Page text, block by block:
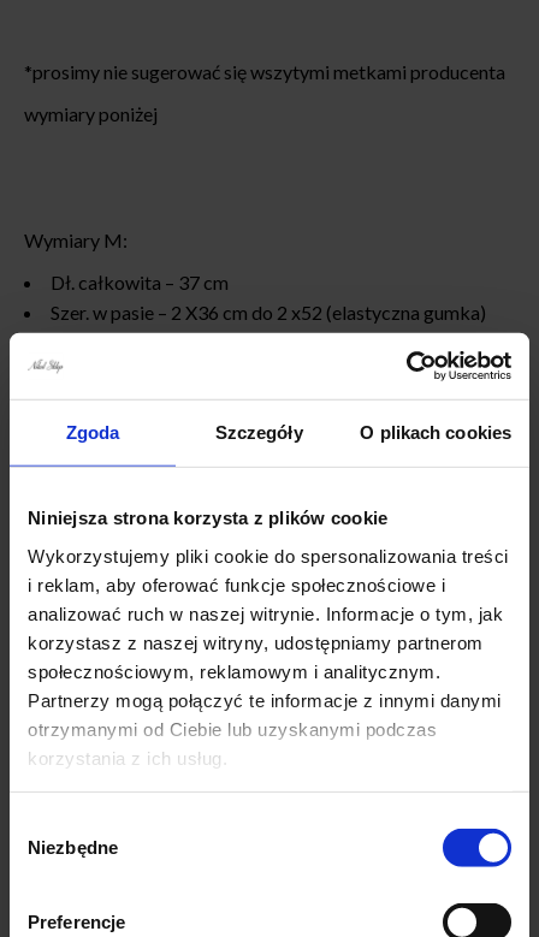
Zgoda Szczegóły O plikach cookies
Niniejsza strona korzysta z plików cookie
Wykorzystujemy pliki cookie do spersonalizowania treści
i reklam, aby oferować funkcje społecznościowe i
analizować ruch w naszej witrynie. Informacje o tym, jak
korzystasz z naszej witryny, udostępniamy partnerom
społecznościowym, reklamowym i analitycznym.
Partnerzy mogą połączyć te informacje z innymi danymi
otrzymanymi od Ciebie lub uzyskanymi podczas
korzystania z ich usług.
zgody
Niezbędne
Preferencje
*prosimy nie sugerować się wszytymi metkami producenta
wymiary poniżej
Wymiary M:
Dł. całkowita – 37 cm
Szer. w pasie – 2 X36 cm do 2 x52 (elastyczna gumka)
Szerokość nogawki na dole -2X32 cm
Szer. w biodrach –2 X56-58cm
Szerokość nogawki na dole -2X33 cm
Wymiary XL :
Dł. całkowita – 39 cm
Szer. w pasie – 2 X39 cm do 2 x 58 (elastyczna gumka)
Szer. w biodrach –2 X58-60cm
Szerokość nogawki na dole -2X33 cm
Wymiary 2XL :
Szer. w pasie – 2 X40cm do 2 x 60 (elastyczna gumka)